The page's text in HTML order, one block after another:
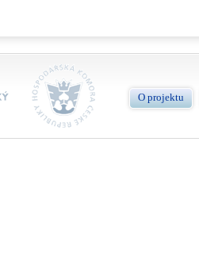
O projektu